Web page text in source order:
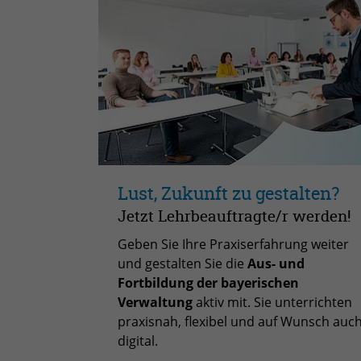
Lust, Zukunft zu gestalten?
Jetzt Lehrbeauftragte/r werden!
Geben Sie Ihre Praxiserfahrung weiter
und gestalten Sie die Aus- und
Fortbildung der bayerischen
Verwaltungaktiv mit. Sie unterrichten
praxisnah, flexibel und auf Wunsch auch
digital.